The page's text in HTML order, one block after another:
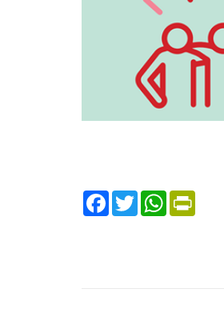
Facebook
TwitterWhatsApp